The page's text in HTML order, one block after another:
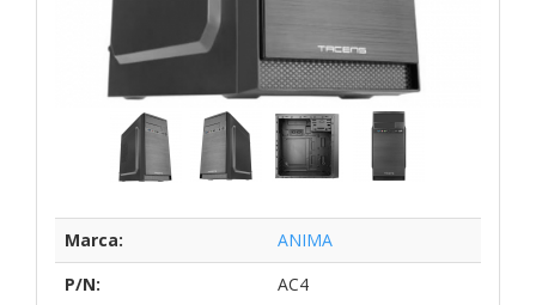
Marca:
ANIMA
P/N:
AC4